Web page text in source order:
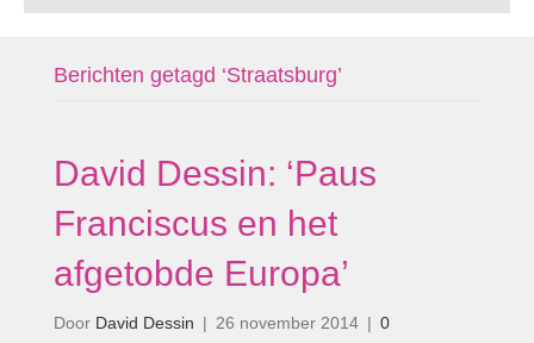
Berichten getagd ‘Straatsburg’
David Dessin: ‘Paus
Franciscus en het
afgetobde Europa’
Door David Dessin | 26 november 2014 | 0